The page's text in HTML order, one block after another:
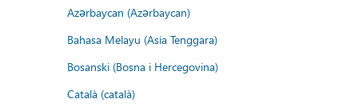
Azərbaycan (Azərbaycan)
Bahasa Melayu (Asia Tenggara)
Bosanski (Bosna i Hercegovina)
Català (català)